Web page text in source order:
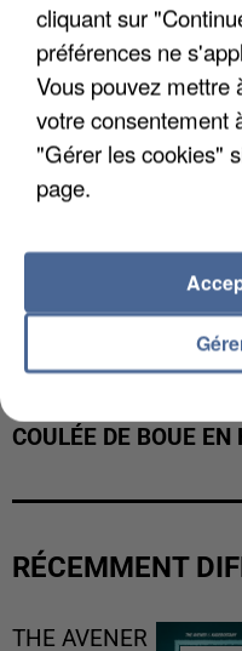
COULÉE DE BOUE
RÉCEMMENT
THE AVENER
cliquant sur
préférences ne
Vous pouvez mettre
votre consentement
"Gérer les cookies"
page.